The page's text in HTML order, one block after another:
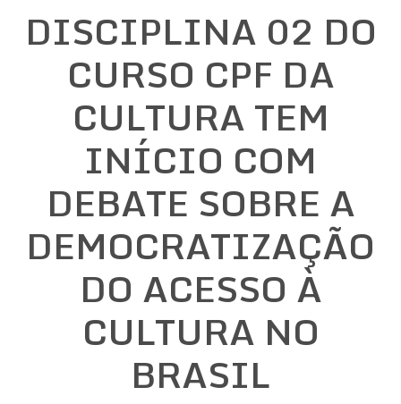
DISCIPLINA 02 DO
CURSO CPF DA
CULTURA TEM
INÍCIO COM
DEBATE SOBRE A
DEMOCRATIZAÇÃO
DO ACESSO À
CULTURA NO
BRASIL